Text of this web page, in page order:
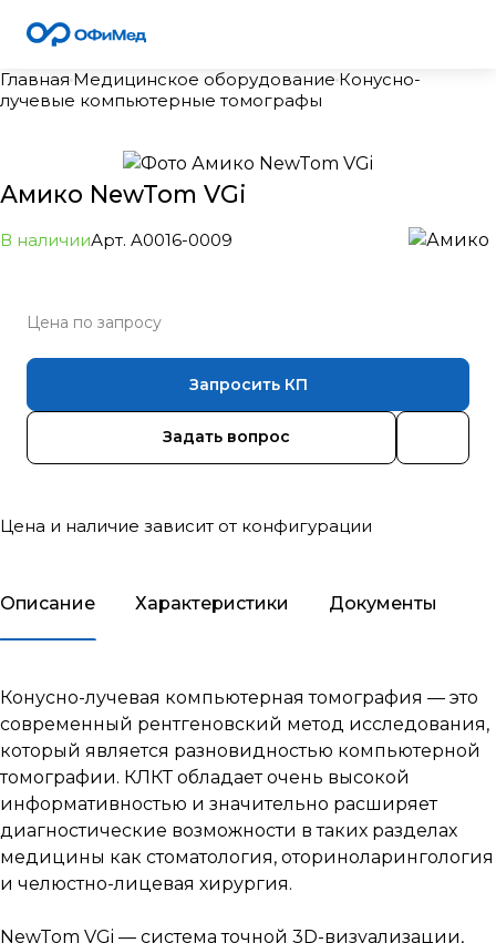
Главная Медицинское оборудование Конусно-
лучевые компьютерные томографы
Амико NewTom VGi
В наличииАрт. A0016-0009
Цена по запросу
Запросить КП
Задать вопрос
Цена и наличие зависит от конфигурации
Описание Характеристики Документы
Конусно-лучевая компьютерная томография — это
современный рентгеновский метод исследования,
который является разновидностью компьютерной
томографии. КЛКТ обладает очень высокой
информативностью и значительно расширяет
диагностические возможности в таких разделах
медицины как стоматология, оториноларингология
и челюстно-лицевая хирургия.
NewTom VGi — система точной 3D-визуализации,